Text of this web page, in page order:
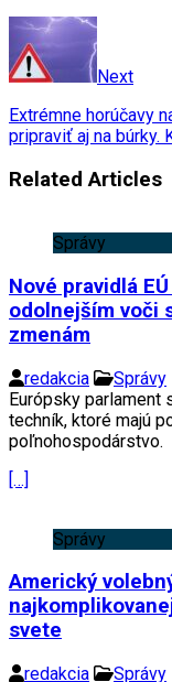
Next
Extrémne horúčavy
pripraviť aj na búrky.
Related Articles
Správy
Nové pravidlá
odolnejším voči
zmenám
redakcia
Správy
Európsky parlament
techník, ktoré majú
poľnohospodárstvo.
[…]
Správy
Americký
svete
redakcia Správy